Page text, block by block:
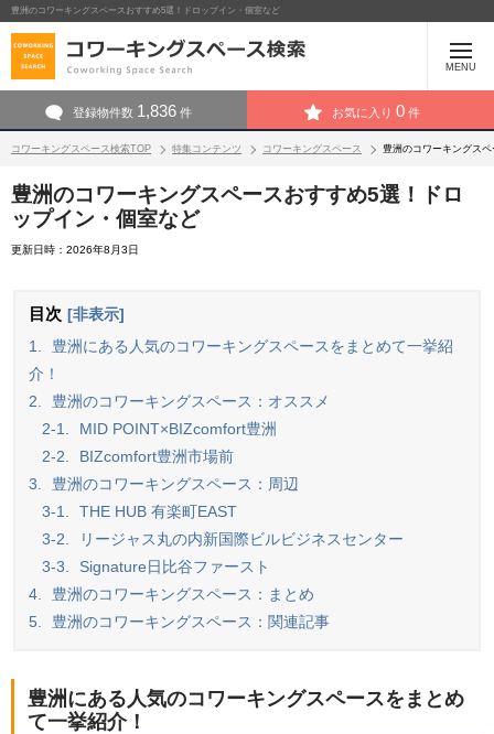
豊洲のコワーキングスペースおすすめ5選！ドロップイン・個室など
MENU
登録物件数 1,836 件 お気に入り 0 件
コワーキングスペース検索TOP 特集コンテンツ コワーキングスペース 豊洲のコワーキングス
豊洲のコワーキングスペースおすすめ5選！ドロ
ップイン・個室など
更新日時：2026年8月3日
目次 [非表示]
1.
豊洲にある人気のコワーキングスペースをまとめて一挙紹
介！
2.
豊洲のコワーキングスペース：オススメ
2-1.
MID POINT×BIZcomfort豊洲
2-2.
BIZcomfort豊洲市場前
3.
豊洲のコワーキングスペース：周辺
3-1.
THE HUB 有楽町EAST
3-2.
リージャス丸の内新国際ビルビジネスセンター
3-3.
Signature日比谷ファースト
4.
豊洲のコワーキングスペース：まとめ
5.
豊洲のコワーキングスペース：関連記事
豊洲にある人気のコワーキングスペースをまとめ
て一挙紹介！